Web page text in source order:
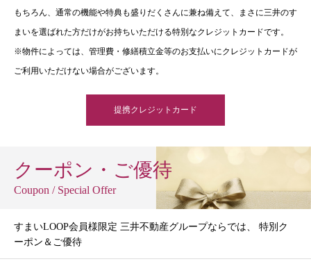
もちろん、通常の機能や特典も盛りだくさんに兼ね備えて、まさに三井のす
まいを選ばれた方だけがお持ちいただける特別なクレジットカードです。
※物件によっては、管理費・修繕積立金等のお支払いにクレジットカードが
ご利用いただけない場合がございます。
提携クレジットカード
クーポン・ご優待
Coupon / Special Offer
すまいLOOP会員様限定 三井不動産グループならでは、 特別ク
ーポン＆ご優待